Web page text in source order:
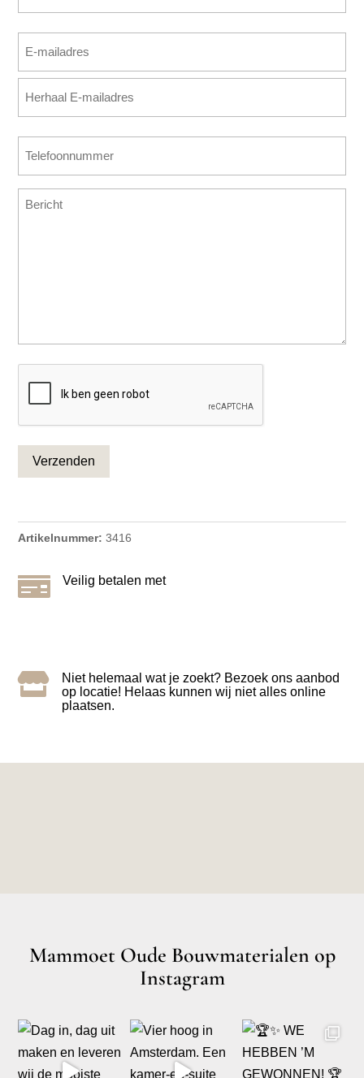
mailadres
bevestigen
Bericht
Artikelnummer: 3416
 Veilig betalen met

Niet helemaal wat je zoekt? Bezoek ons aanbod
op locatie! Helaas kunnen wij niet alles online
plaatsen.
Mammoet Oude Bouwmaterialen op
Instagram